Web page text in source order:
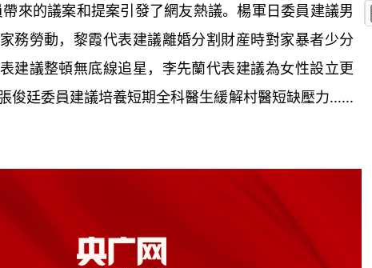
來的議案和提案引發了網友熱議。楊軍日委員建議男
務勞動，黎霞代表建議離婚分割財産時對家暴者少分
建議整頓無底線追星，李先蘭代表建議為女性設立更
俊廷委員建議培養短期全科醫生緩解村醫短缺壓力......